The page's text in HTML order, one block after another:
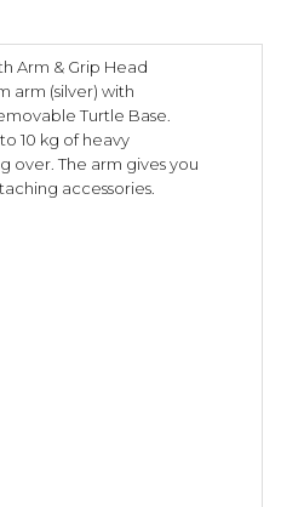
Arm & Grip Head
arm (silver) with
Turtle Base.
10 kg of heavy
over. The arm gives you
accessories.